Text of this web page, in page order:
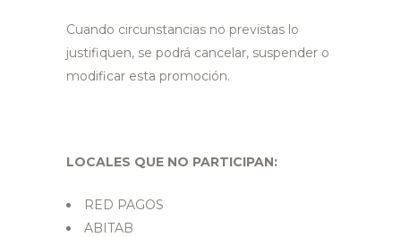
Cuando circunstancias no previstas lo
justifiquen, se podrá cancelar, suspender o
modificar esta promoción.
LOCALES QUE NO PARTICIPAN:
RED PAGOS
ABITAB